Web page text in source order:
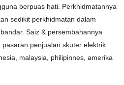
berpuas hati. Perkhidmatannya
sedikit perkhidmatan dalam
Saiz & persembahannya
penjualan skuter elektrik
malaysia, philipinnes, amerika